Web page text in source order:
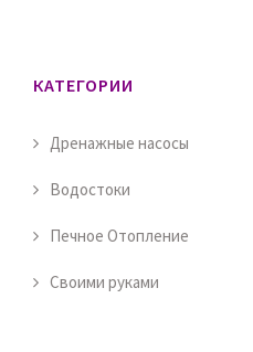
КАТЕГОРИИ
Дренажные насосы
Водостоки
Печное Отопление
Своими руками